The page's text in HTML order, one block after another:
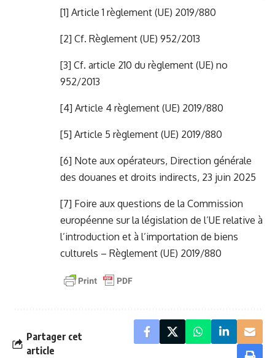
[1] Article 1 règlement (UE) 2019/880
[2] Cf. Règlement (UE) 952/2013
[3] Cf. article 210 du règlement (UE) no
952/2013
[4] Article 4 règlement (UE) 2019/880
[5] Article 5 règlement (UE) 2019/880
[6] Note aux opérateurs, Direction générale
des douanes et droits indirects, 23 juin 2025
[7] Foire aux questions de la Commission
européenne sur la législation de l’UE relative à
l’introduction et à l’importation de biens
culturels – Règlement (UE) 2019/880
Partager cet
article